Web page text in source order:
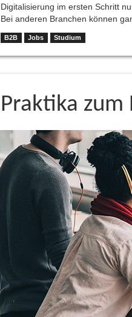
Digitalisierung im ersten Schritt
Bei anderen Branchen können
B2B Jobs Studium
Praktika zum